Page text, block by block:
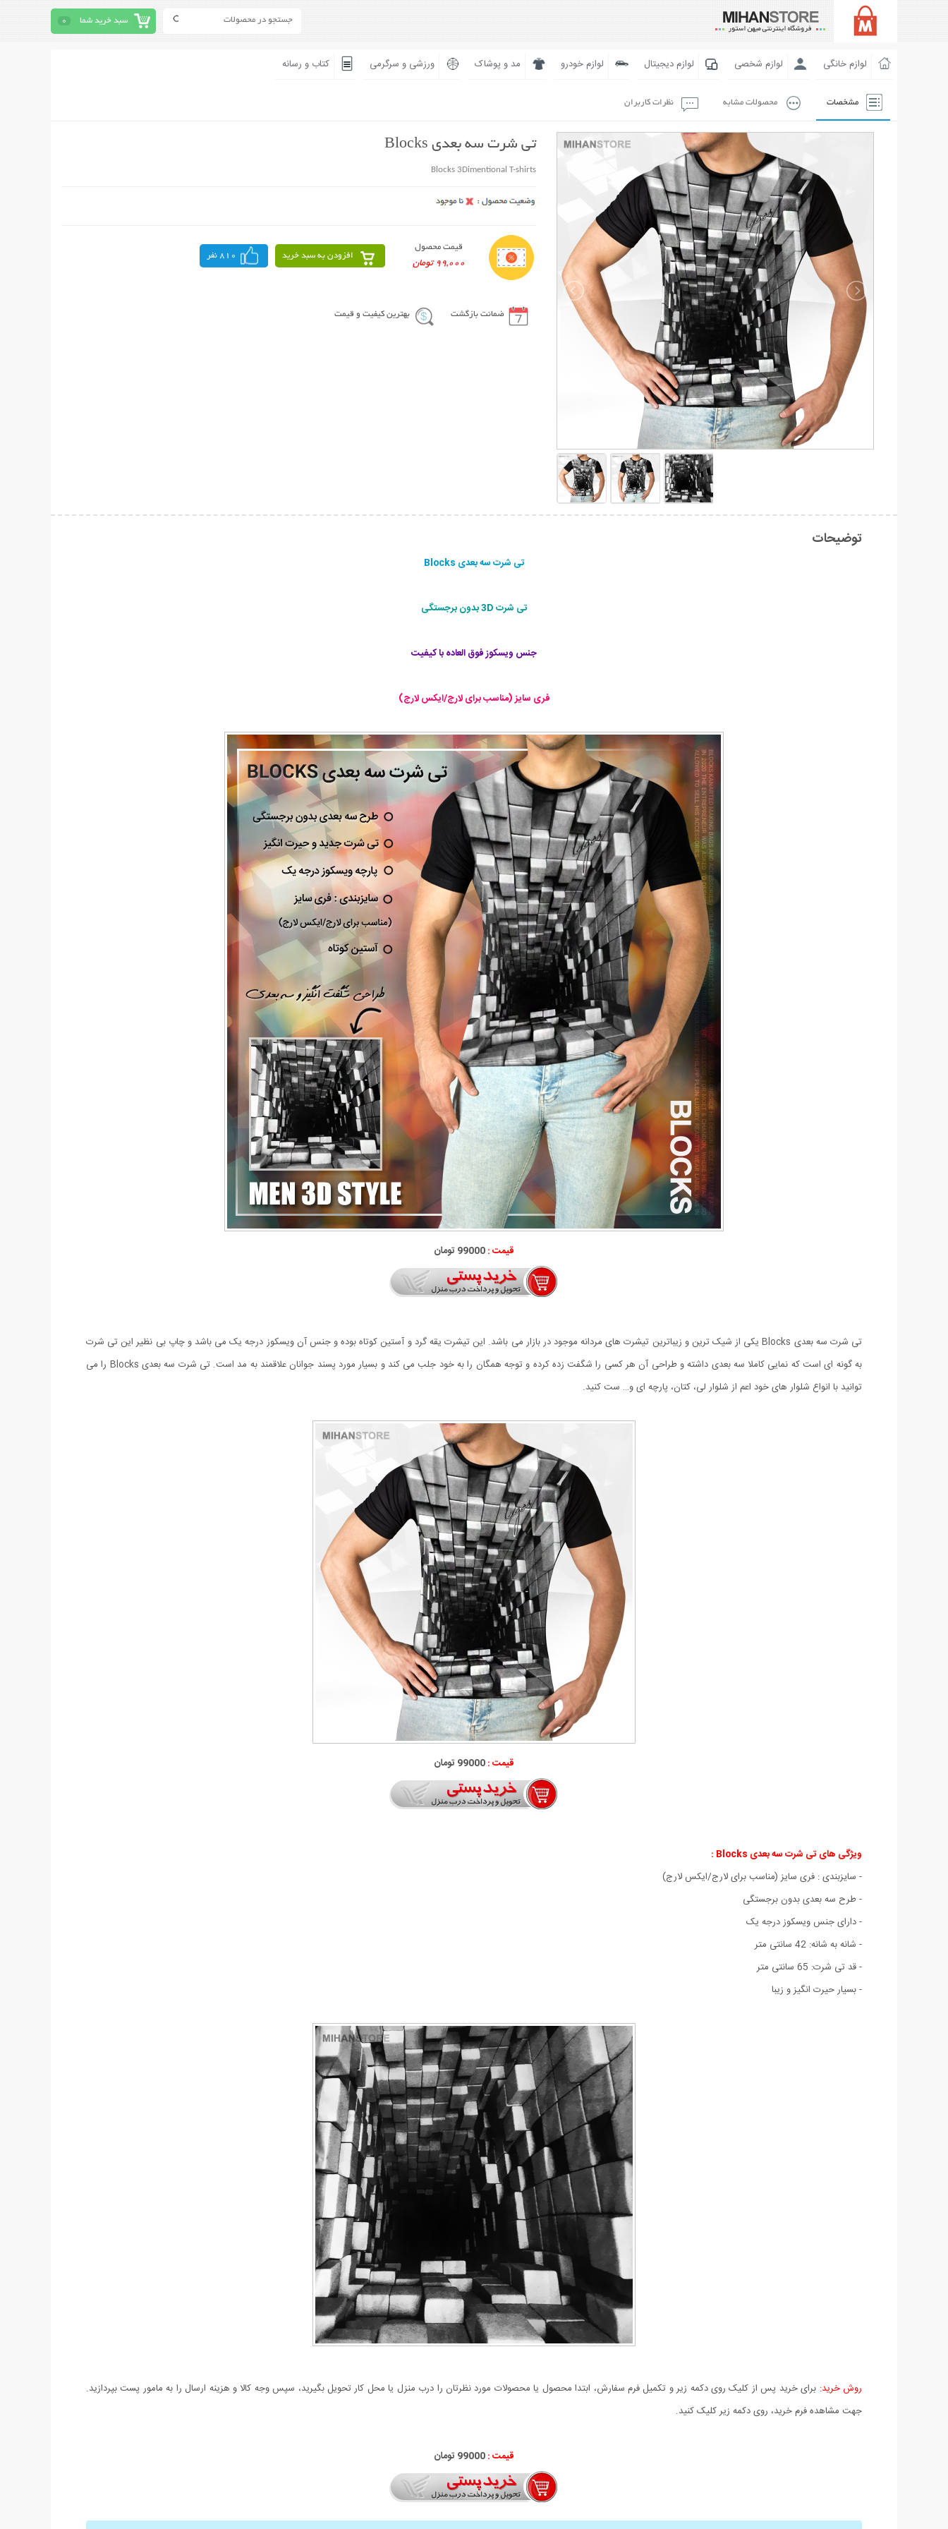
سبد خرید شما 0
لوازم خانگی لوازم شخصی لوازم دیجیتال لوازم خودرو مد و پوشاک ورزشی و سرگرمی کتاب و رسانه
مشخصات محصولات مشابه نظرات کاربران
تی شرت سه بعدی Blocks
Blocks 3Dimentional T-shirts
قیمت محصول
99,000 تومان
افزودن به سبد خرید 810 نفر
ضمانت بازگشت بهترین کیفیت و قیمت
توضیحات
تی شرت سه بعدی Blocks
تی شرت 3D بدون برجستگی
جنس ویسکوز فوق العاده با کیفیت
فری سایز (مناسب برای لارج/ایکس لارج)
قیمت :99000 تومان
تی شرت سه بعدی Blocks یکی از شیک ترین و زیباترین تیشرت های مردانه موجود در بازار می باشد‏.‏ این تیشرت یقه گرد و آستین کوتاه بوده و جنس آن ویسکوز درجه یک می باشد و چاپ بی نظیر این تی شرت
به گونه ای است که نمایی کاملا سه بعدی داشته و طراحی آن هر کسی را شگفت زده کرده و توجه همگان را به خود جلب می کند و بسیار مورد پسند جوانان علاقمند به مد است‏.‏ تی شرت سه بعدی Blocks را می
توانید با انواع شلوار های خود اعم از شلوار لی، کتان، پارچه ای و… ست کنید‏.‏
قیمت :99000 تومان
ویژگی های تی شرت سه بعدی Blocks :
- سايزبندی : فری سایز (مناسب برای لارج/ایکس لارج)
- طرح سه بعدی بدون برجستگی
- دارای جنس ویسکوز درجه یک
- شانه به شانه: 42 سانتی متر
- قد تی شرت: 65 سانتی متر
- بسیار حیرت انگیز و زیبا
روش خرید: برای خرید پس از کلیک روی دکمه زیر و تکمیل فرم سفارش، ابتدا محصول یا محصولات مورد نظرتان را درب منزل یا محل کار تحویل بگیرید، سپس وجه کالا و هزینه ارسال را به مامور پست بپردازید.
جهت مشاهده فرم خرید، روی دکمه زیر کلیک کنید.
قیمت :99000 تومان